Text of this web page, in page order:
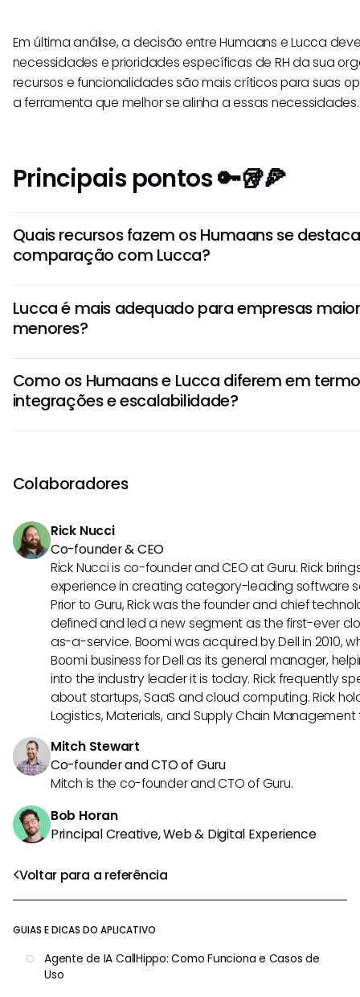
Voltar para a referência
GUIAS E DICAS DO APLICATIVO
Agente de IA CallHippo: Como Funciona e Casos de
Uso
Em última análise, a decisão entre Humaans e Lucca
necessidades e prioridades específicas de RH da sua
recursos e funcionalidades são mais críticos para suas
a ferramenta que melhor se alinha a essas necessidades.
Principais pontos 🔑🥡🍕
Quais recursos fazem os Humaans se
comparação com Lucca?
personalizáveis. Seu foco no engajamento dos
como medalhas de reconhecimento e ferramentas de
Lucca é mais adequado para empresas
menores?
acessível e facilidade de configuração. No entanto,
relatórios e conformidade também a tornam uma
Como os Humaans e Lucca diferem em
integrações e escalabilidade?
necessidades de negócios. Em contraste, Lucca
de integrações, mas garante uma escalabilidade
Colaboradores
Rick Nucci
Co-founder & CEO
Rick Nucci is co-founder and CEO at Guru. Rick
experience in creating category-leading software
Prior to Guru, Rick was the founder and chief
defined and led a new segment as the first-ever
as-a-service. Boomi was acquired by Dell in 2010,
Boomi business for Dell as its general manager,
into the industry leader it is today. Rick frequently
about startups, SaaS and cloud computing. Rick
Logistics, Materials, and Supply Chain Management
Mitch Stewart
Co-founder and CTO of Guru
Mitch is the co-founder and CTO of Guru.
Bob Horan
Principal Creative, Web & Digital Experience